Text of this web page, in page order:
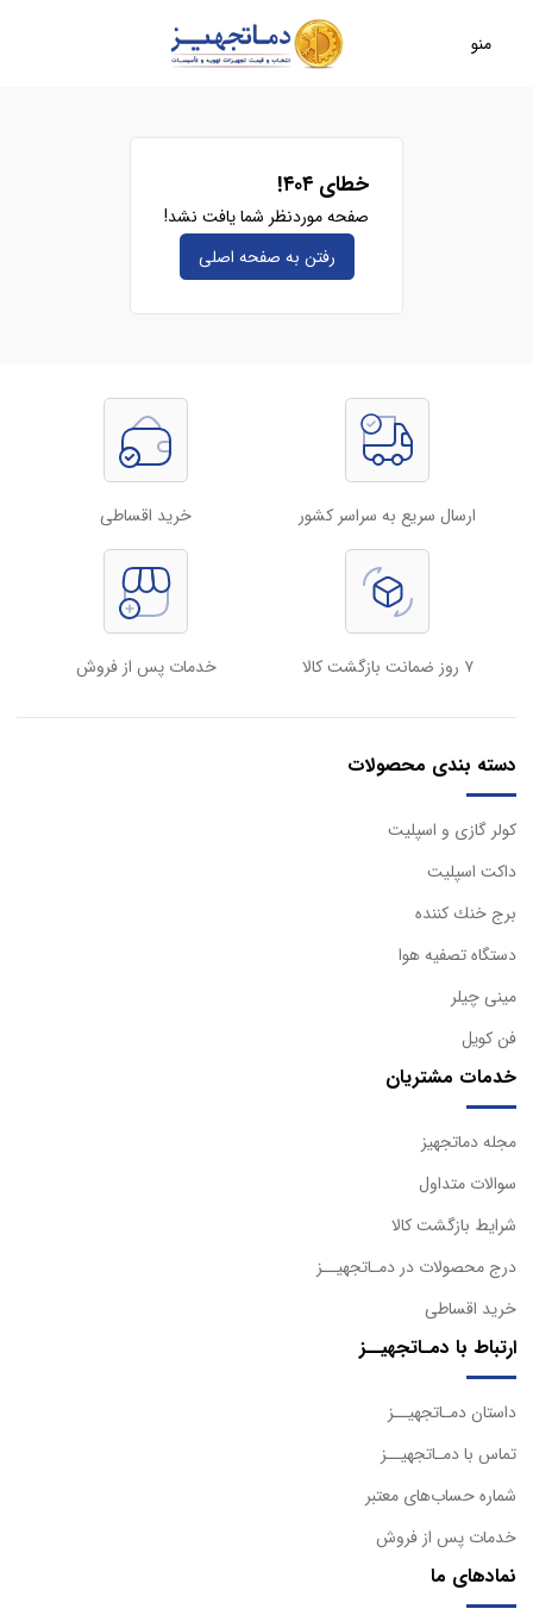
منو
خطای ۴۰۴!
صفحه موردنظر شما یافت نشد!
رفتن به صفحه‌ اصلی
ارسال سریع به سراسر کشور خرید اقساطی
۷ روز ضمانت بازگشت کالا خدمات پس از فروش
دسته بندی محصولات
كولر گازی و اسپليت
داكت اسپليت
برج خنك كننده
دستگاه تصفيه هوا
مینی چیلر
فن کویل
خدمات مشتریان
مجله دماتجهیز
سوالات متداول
شرایط بازگشت کالا
درج محصولات در دمـاتجهیــز
خرید اقساطی
ارتباط با دمـاتجهیــز
داستان دمـاتجهیــز
تماس با دمـاتجهیــز
شماره حساب‌های معتبر
خدمات پس از فروش
نمادهای ما